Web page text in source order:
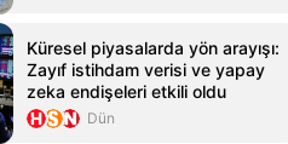
Küresel piyasalarda yön arayışı:
Zayıf istihdam verisi ve yapay
zeka endişeleri etkili oldu
Dün